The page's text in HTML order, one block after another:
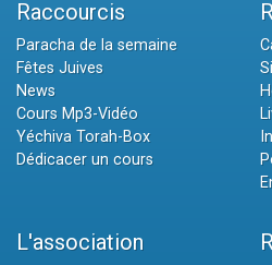
Raccourcis
Paracha de la semaine
Fêtes Juives
News
Cours Mp3-Vidéo
Yéchiva Torah-Box
Dédicacer un cours
L'association